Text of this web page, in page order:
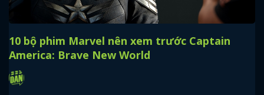
ĐĂNG NHẬP
10 bộ phim Marvel nên xem trước Captain
America: Brave New World